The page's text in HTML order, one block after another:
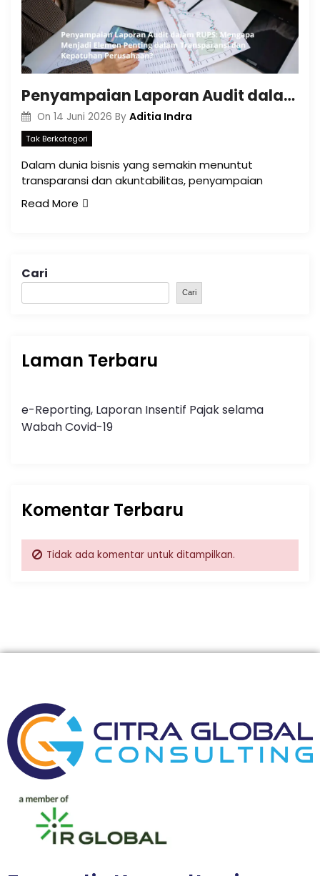
Penyampaian Laporan Audit dalam RUPS: Mengapa Menjadi Elemen Penting dalam Transparansi dan Kepatuhan Perusahaan?
On 14 Juni 2026 By Aditia Indra
Tak Berkategori
Dalam dunia bisnis yang semakin menuntut
transparansi dan akuntabilitas, penyampaian
Read More
Cari
Cari
Laman Terbaru
e-Reporting, Laporan Insentif Pajak selama
Wabah Covid-19
Komentar Terbaru
Tidak ada komentar untuk ditampilkan.